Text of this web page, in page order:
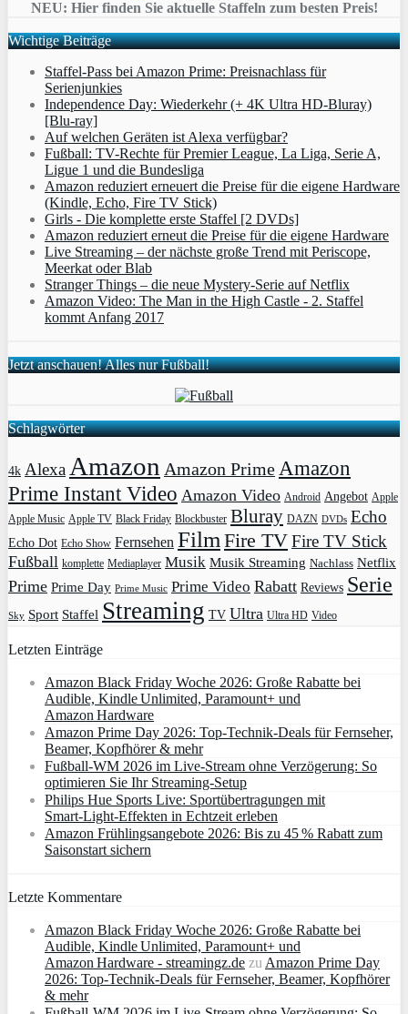
NEU: Hier finden Sie aktuelle Staffeln zum besten Preis!
Wichtige Beiträge
Staffel-Pass bei Amazon Prime: Preisnachlass für
Serienjunkies
Independence Day: Wiederkehr (+ 4K Ultra HD-Bluray)
[Blu-ray]
Auf welchen Geräten ist Alexa verfügbar?
Fußball: TV-Rechte für Premier League, La Liga, Serie A,
Ligue 1 und die Bundesliga
Amazon reduziert erneuert die Preise für die eigene Hardware
(Kindle, Echo, Fire TV Stick)
Girls - Die komplette erste Staffel [2 DVDs]
Amazon reduziert erneut die Preise für die eigene Hardware
Live Streaming – der nächste große Trend mit Periscope,
Meerkat oder Blab
Stranger Things – die neue Mystery-Serie auf Netflix
Amazon Video: The Man in the High Castle - 2. Staffel
kommt Anfang 2017
Jetzt anschauen! Alles nur Fußball!
Schlagwörter
4k Alexa Amazon Amazon PrimeAmazon
Prime Instant Video Amazon Video Android Angebot Apple
Apple Music Apple TV Black Friday Blockbuster Bluray DAZN DVDs Echo
Echo Dot Echo Show Fernsehen Film Fire TVFire TV Stick
Fußball komplette Mediaplayer Musik Musik Streaming Nachlass Netflix
Prime Prime Day Prime Music Prime Video Rabatt Reviews Serie
Sky Sport Staffel Streaming TV Ultra Ultra HD Video
Letzten Einträge
Amazon Black Friday Woche 2026: Große Rabatte bei
Audible, Kindle Unlimited, Paramount+ und
Amazon Hardware
Amazon Prime Day 2026: Top-Technik-Deals für Fernseher,
Beamer, Kopfhörer & mehr
Fußball-WM 2026 im Live-Stream ohne Verzögerung: So
optimieren Sie Ihr Streaming-Setup
Philips Hue Sports Live: Sportübertragungen mit
Smart‑Light‑Effekten in Echtzeit erleben
Amazon Frühlingsangebote 2026: Bis zu 45 % Rabatt zum
Saisonstart sichern
Letzte Kommentare
Amazon Black Friday Woche 2026: Große Rabatte bei
Audible, Kindle Unlimited, Paramount+ und
Amazon Hardware - streamingz.de zu Amazon Prime Day
2026: Top-Technik-Deals für Fernseher, Beamer, Kopfhörer
& mehr